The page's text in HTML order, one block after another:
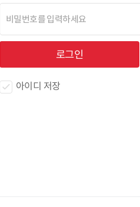
아이디 저장